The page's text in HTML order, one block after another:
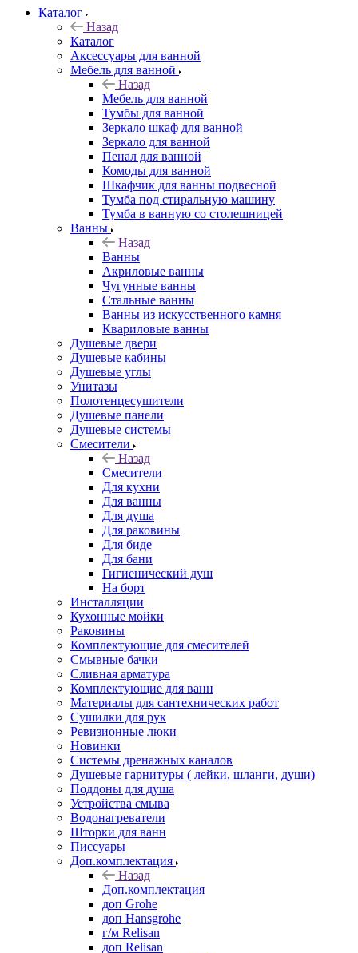
Каталог
Назад
Каталог
Аксессуары для ванной
Мебель для ванной
Назад
Мебель для ванной
Тумбы для ванной
Зеркало шкаф для ванной
Зеркало для ванной
Пенал для ванной
Комоды для ванной
Шкафчик для ванны подвесной
Тумба под стиральную машину
Тумба в ванную со столешницей
Ванны
Назад
Ванны
Акриловые ванны
Чугунные ванны
Стальные ванны
Ванны из искусственного камня
Квариловые ванны
Душевые двери
Душевые кабины
Душевые углы
Унитазы
Полотенцесушители
Душевые панели
Душевые системы
Смесители
Назад
Смесители
Для кухни
Для ванны
Для душа
Для раковины
Для биде
Для бани
Гигиенический душ
На борт
Инсталляции
Кухонные мойки
Раковины
Комплектующие для смесителей
Смывные бачки
Сливная арматура
Комплектующие для ванн
Материалы для сантехнических работ
Сушилки для рук
Ревизионные люки
Новинки
Системы дренажных каналов
Душевые гарнитуры ( лейки, шланги, души)
Поддоны для душа
Устройства смыва
Водонагреватели
Шторки для ванн
Писсуары
Доп.комплектация
Назад
Доп.комплектация
доп Grohe
доп Hansgrohe
г/м Relisan
доп Relisan